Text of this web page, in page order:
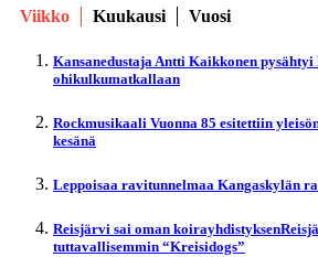
Viikko Kuukausi Vuosi
Kansanedustaja Antti Kaikkonen
ohikulkumatkallaan
Rockmusikaali Vuonna 85 esitettiin
kesänä
Leppoisaa ravitunnelmaa Kangaskylän
Reisjärvi sai oman
tuttavallisemmin “Kreisidogs”